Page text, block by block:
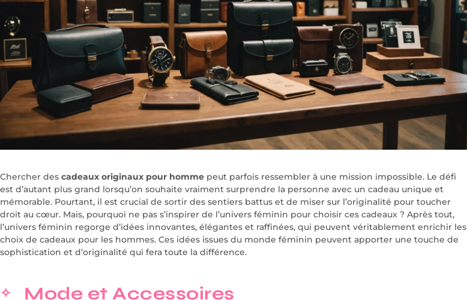
Chercher des cadeaux originaux pour homme peut parfois ressembler à une mission impossible. Le défi
est d’autant plus grand lorsqu’on souhaite vraiment surprendre la personne avec un cadeau unique et
mémorable. Pourtant, il est crucial de sortir des sentiers battus et de miser sur l’originalité pour toucher
droit au cœur. Mais, pourquoi ne pas s’inspirer de l’univers féminin pour choisir ces cadeaux ? Après tout,
l’univers féminin regorge d’idées innovantes, élégantes et raffinées, qui peuvent véritablement enrichir les
choix de cadeaux pour les hommes. Ces idées issues du monde féminin peuvent apporter une touche de
sophistication et d’originalité qui fera toute la différence.
Mode et Accessoires